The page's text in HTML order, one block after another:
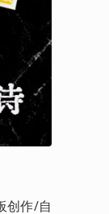
创作/自